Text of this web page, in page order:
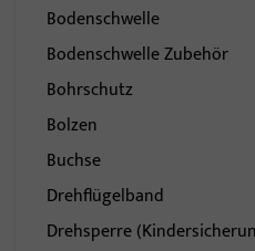
Bodenschwelle
Bodenschwelle Zubehör
Bohrschutz
Bolzen
Buchse
Drehflügelband
Drehsperre